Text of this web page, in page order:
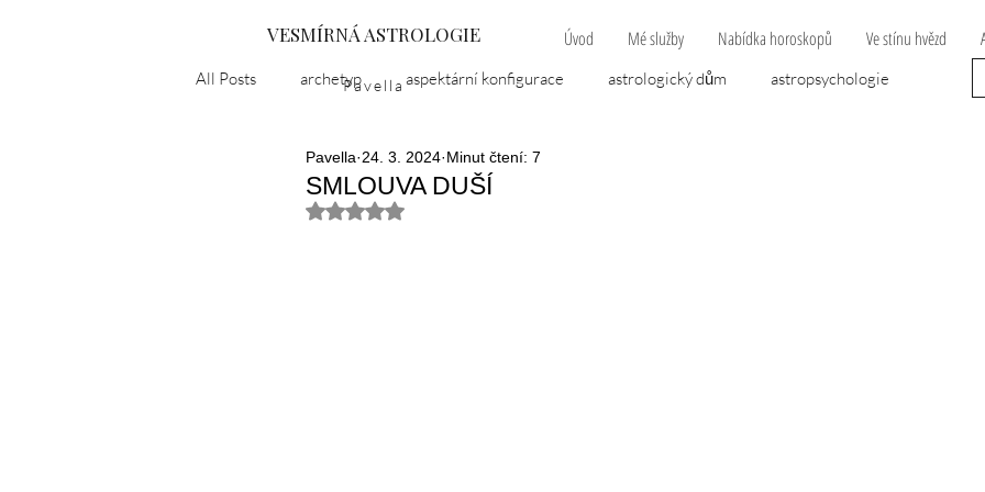
VESMÍRNÁ ASTROLOGIE
Pavella
Úvod Mé služby Nabídka horoskopů Ve stínu hvězd
All Posts archetyp aspektární konfigurace astrologický dům astropsychologie
astropříběh černá luna dopravní nehoda
SMLOUVA DUŠÍ
Pavella 24. 3. 2024 Minut čtení: 7
Hodnoceno NaN z 5 hvězdiček.